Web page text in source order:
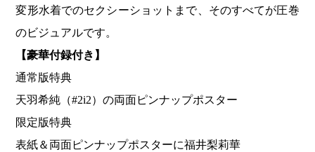
変形水着でのセクシーショットまで、そのすべてが圧巻
のビジュアルです。
【豪華付録付き】
通常版特典
天羽希純（#2i2）の両面ピンナップポスター
限定版特典
表紙＆両面ピンナップポスターに福井梨莉華